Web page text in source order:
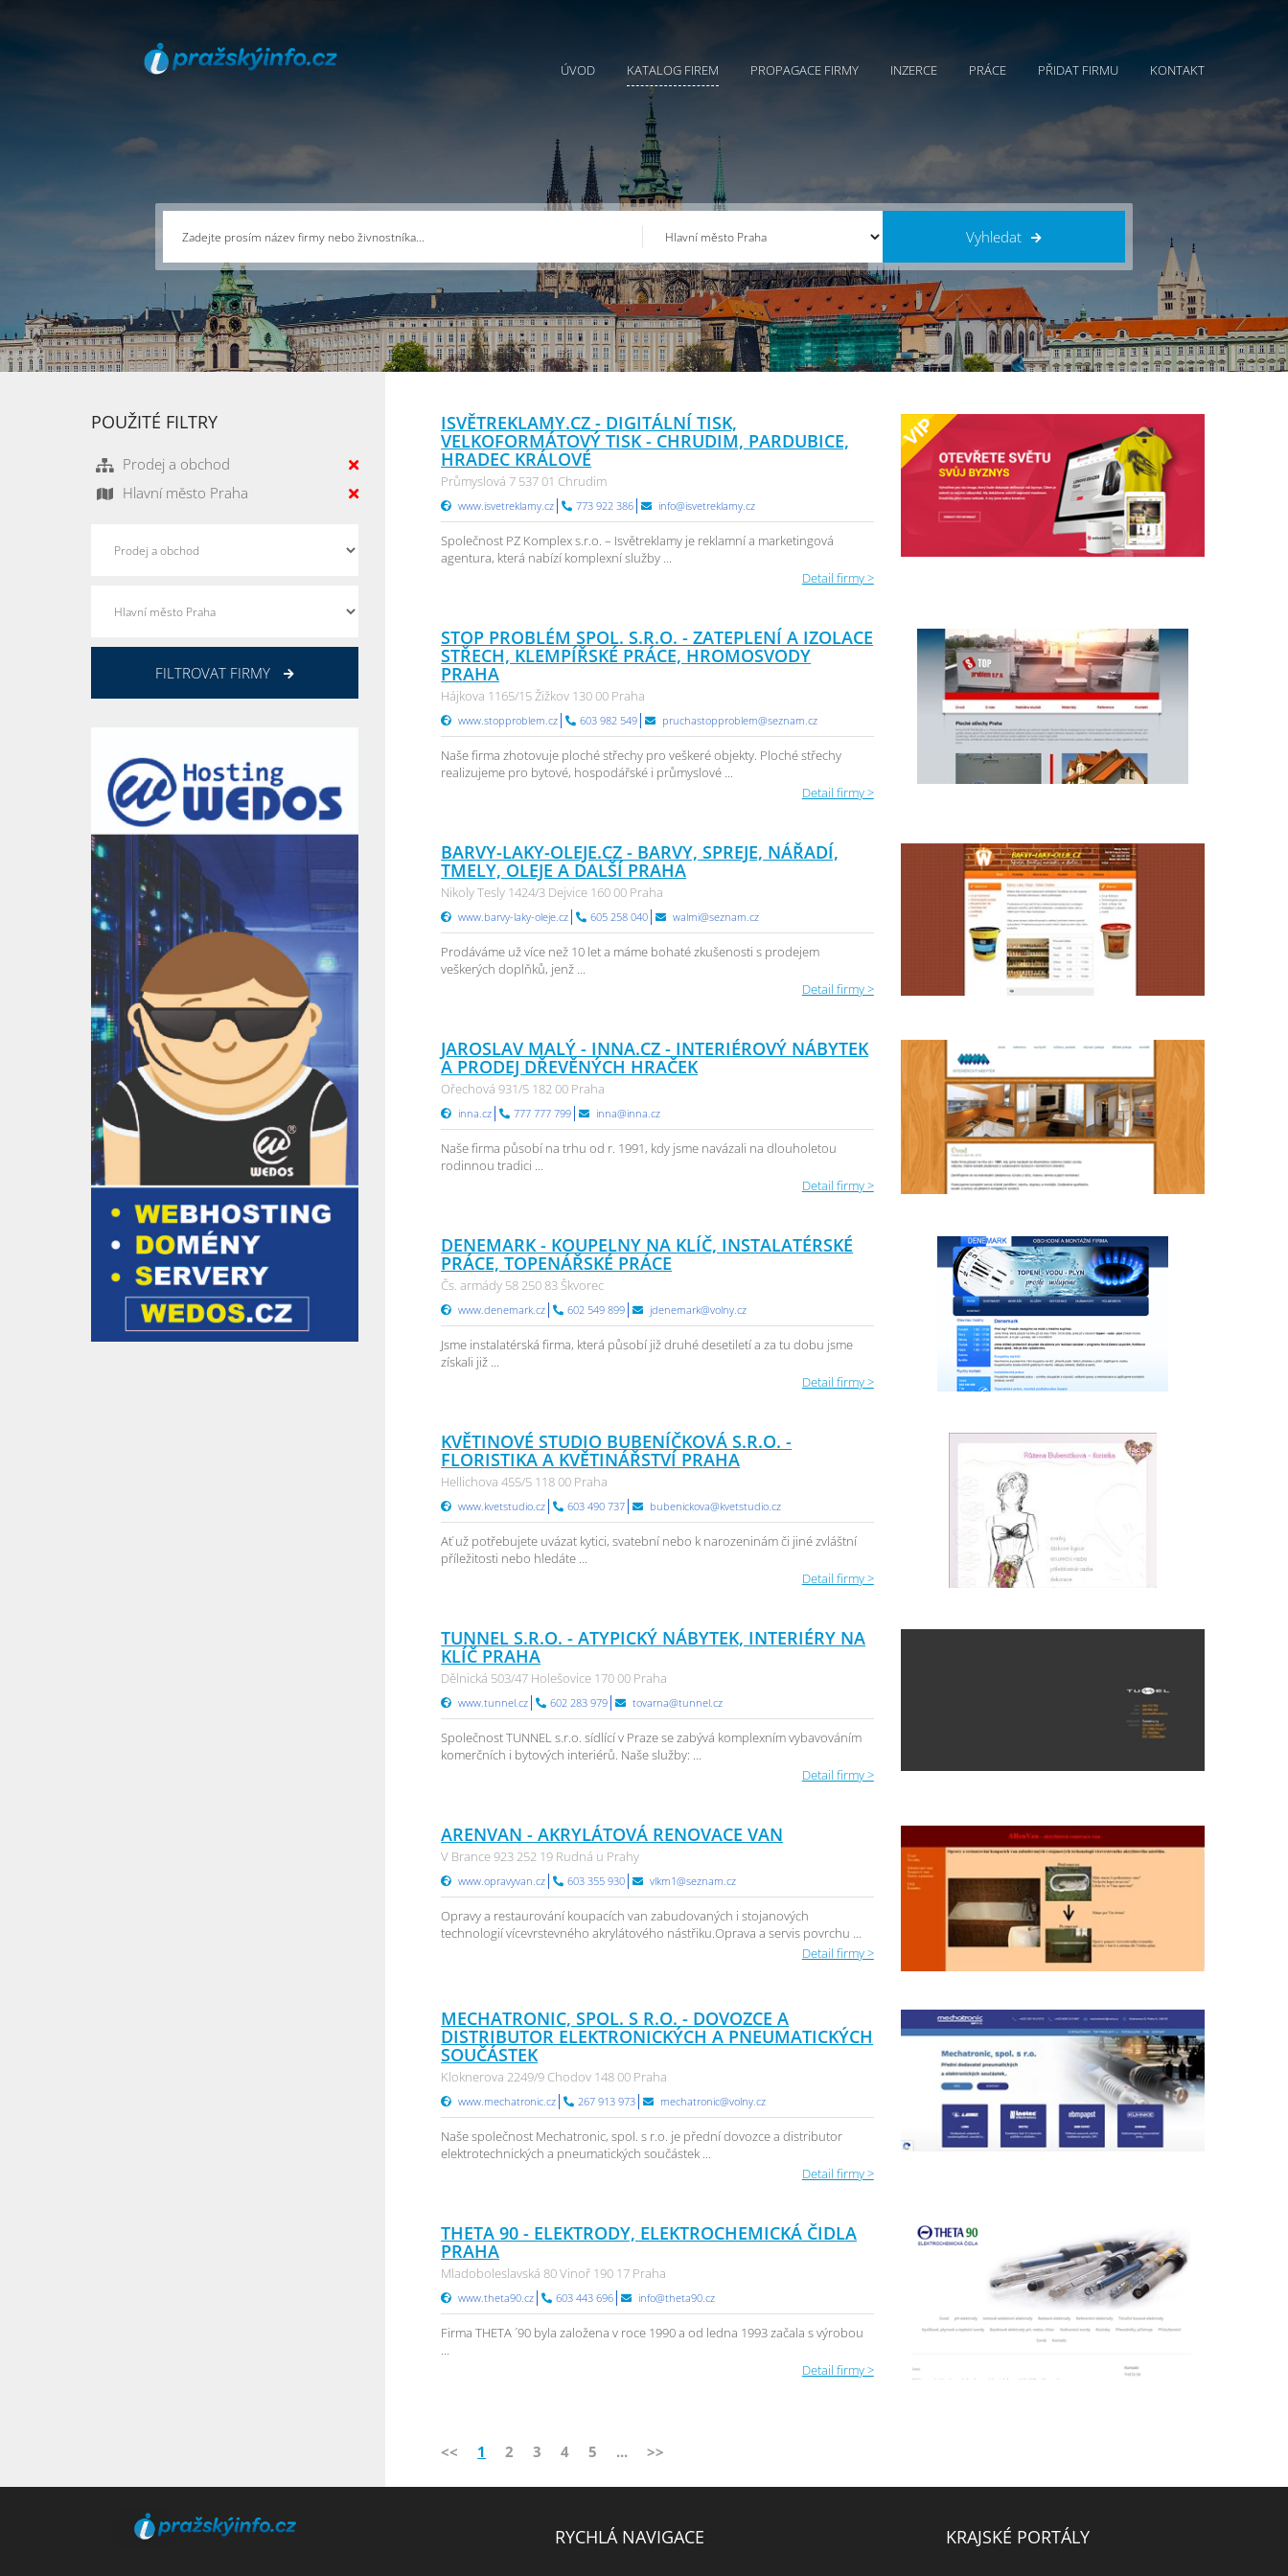
ÚVOD KATALOG FIREM PROPAGACE FIRMY INZERCE PRÁCE PŘIDAT FIRMU KONTAKT
Vyhledat
ISVĚTREKLAMY.CZ - DIGITÁLNÍ TISK,
VELKOFORMÁTOVÝ TISK - CHRUDIM, PARDUBICE,
HRADEC KRÁLOVÉ
Průmyslová 7 537 01 Chrudim
www.isvetreklamy.cz 773 922 386 info@isvetreklamy.cz
Společnost PZ Komplex s.r.o. – Isvětreklamy je reklamní a marketingová
agentura, která nabízí komplexní služby ...
Detail firmy >
STOP PROBLÉM SPOL. S.R.O. - ZATEPLENÍ A IZOLACE
STŘECH, KLEMPÍŘSKÉ PRÁCE, HROMOSVODY
PRAHA
Hájkova 1165/15 Žižkov 130 00 Praha
www.stopproblem.cz 603 982 549 pruchastopproblem@seznam.cz
Naše firma zhotovuje ploché střechy pro veškeré objekty. Ploché střechy
realizujeme pro bytové, hospodářské i průmyslové ...
Detail firmy >
BARVY-LAKY-OLEJE.CZ - BARVY, SPREJE, NÁŘADÍ,
TMELY, OLEJE A DALŠÍ PRAHA
Nikoly Tesly 1424/3 Dejvice 160 00 Praha
www.barvy-laky-oleje.cz 605 258 040 walmi@seznam.cz
Prodáváme už více než 10 let a máme bohaté zkušenosti s prodejem
veškerých doplňků, jenž ...
Detail firmy >
JAROSLAV MALÝ - INNA.CZ - INTERIÉROVÝ NÁBYTEK
A PRODEJ DŘEVĚNÝCH HRAČEK
Ořechová 931/5 182 00 Praha
inna.cz 777 777 799 inna@inna.cz
Naše firma působí na trhu od r. 1991, kdy jsme navázali na dlouholetou
rodinnou tradici ...
Detail firmy >
DENEMARK - KOUPELNY NA KLÍČ, INSTALATÉRSKÉ
PRÁCE, TOPENÁŘSKÉ PRÁCE
Čs. armády 58 250 83 Škvorec
www.denemark.cz 602 549 899 jdenemark@volny.cz
Jsme instalatérská firma, která působí již druhé desetiletí a za tu dobu jsme
získali již ...
Detail firmy >
KVĚTINOVÉ STUDIO BUBENÍČKOVÁ S.R.O. -
FLORISTIKA A KVĚTINÁŘSTVÍ PRAHA
Hellichova 455/5 118 00 Praha
www.kvetstudio.cz 603 490 737 bubenickova@kvetstudio.cz
Ať už potřebujete uvázat kytici, svatební nebo k narozeninám či jiné zvláštní
příležitosti nebo hledáte ...
Detail firmy >
TUNNEL S.R.O. - ATYPICKÝ NÁBYTEK, INTERIÉRY NA
KLÍČ PRAHA
Dělnická 503/47 Holešovice 170 00 Praha
www.tunnel.cz 602 283 979 tovarna@tunnel.cz
Společnost TUNNEL s.r.o. sídlící v Praze se zabývá komplexním vybavováním
komerčních i bytových interiérů. Naše služby: ...
Detail firmy >
ARENVAN - AKRYLÁTOVÁ RENOVACE VAN
V Brance 923 252 19 Rudná u Prahy
www.opravyvan.cz 603 355 930 vlkm1@seznam.cz
Opravy a restaurování koupacích van zabudovaných i stojanových
technologií vícevrstevného akrylátového nástřiku.Oprava a servis povrchu ...
Detail firmy >
MECHATRONIC, SPOL. S R.O. - DOVOZCE A
DISTRIBUTOR ELEKTRONICKÝCH A PNEUMATICKÝCH
SOUČÁSTEK
Kloknerova 2249/9 Chodov 148 00 Praha
www.mechatronic.cz 267 913 973 mechatronic@volny.cz
Naše společnost Mechatronic, spol. s r.o. je přední dovozce a distributor
elektrotechnických a pneumatických součástek ...
Detail firmy >
THETA 90 - ELEKTRODY, ELEKTROCHEMICKÁ ČIDLA
PRAHA
Mladoboleslavská 80 Vinoř 190 17 Praha
www.theta90.cz 603 443 696 info@theta90.cz
Firma THETA ´90 byla založena v roce 1990 a od ledna 1993 začala s výrobou
...
Detail firmy >
<< 1 2 3 4 5 ... >>
POUŽITÉ FILTRY
Prodej a obchod
Hlavní město Praha
FILTROVAT FIRMY
RYCHLÁ NAVIGACE KRAJSKÉ PORTÁLY